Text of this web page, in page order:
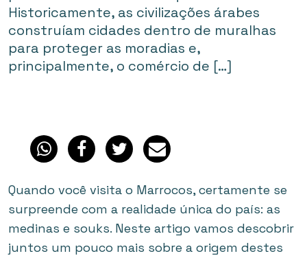
Historicamente, as civilizações árabes
construíam cidades dentro de muralhas
para proteger as moradias e,
principalmente, o comércio de […]
Quando você visita o Marrocos, certamente se
surpreende com a realidade única do país: as
medinas e souks. Neste artigo vamos descobrir
juntos um pouco mais sobre a origem destes